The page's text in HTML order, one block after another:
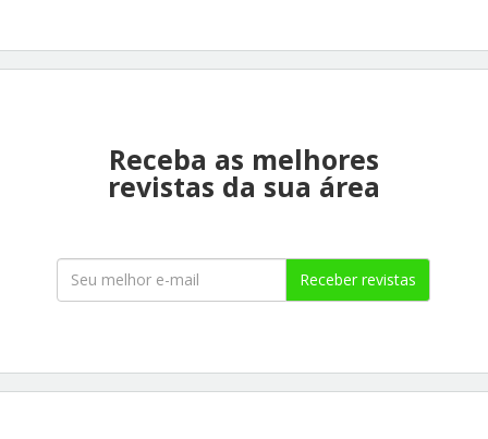
Receba as melhores
revistas da sua área
Receber revistas